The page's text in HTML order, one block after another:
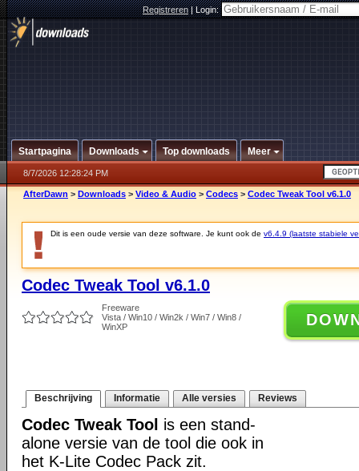
Registreren|Login:
Startpagina Downloads Top downloads Meer
8/7/2026 12:28:24 PM
AfterDawn > Downloads > Video & Audio > Codecs > Codec Tweak Tool v6.1.0
Dit is een oude versie van deze software. Je kunt ook de v6.4.9 (laatste stabiele
Codec Tweak Tool v6.1.0
Freeware
Vista / Win10 / Win2k / Win7 / Win8 /
WinXP
Beschrijving Informatie Alle versies Reviews
Codec Tweak Tool is een stand-
alone versie van de tool die ook in
het K-Lite Codec Pack zit.